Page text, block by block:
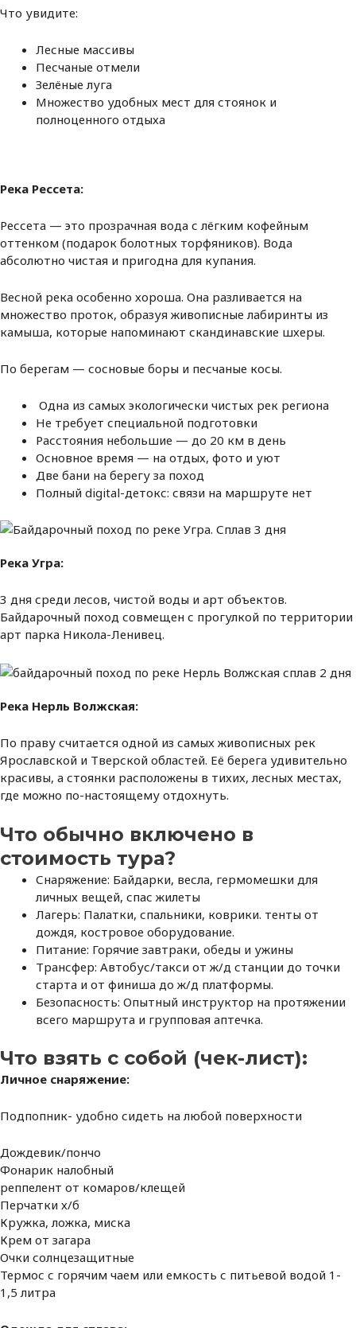
Что увидите:
Лесные массивы
Песчаные отмели
Зелёные луга
Множество удобных мест для стоянок и
полноценного отдыха
Река Рессета:
Рессета — это прозрачная вода с лёгким кофейным
оттенком (подарок болотных торфяников). Вода
абсолютно чистая и пригодна для купания.
Весной река особенно хороша. Она разливается на
множество проток, образуя живописные лабиринты из
камыша, которые напоминают скандинавские шхеры.
По берегам — сосновые боры и песчаные косы.
Одна из самых экологически чистых рек региона
Не требует специальной подготовки
Расстояния небольшие — до 20 км в день
Основное время — на отдых, фото и уют
Две бани на берегу за поход
Полный digital-детокс: связи на маршруте нет
Река Угра:
3 дня среди лесов, чистой воды и арт объектов.
Байдарочный поход совмещен с прогулкой по территории
арт парка Никола-Ленивец.
Река Нерль Волжская:
По праву считается одной из самых живописных рек
Ярославской и Тверской областей. Её берега удивительно
красивы, а стоянки расположены в тихих, лесных местах,
где можно по-настоящему отдохнуть.
Что обычно включено в
стоимость тура?
Снаряжение: Байдарки, весла, гермомешки для
личных вещей, спас жилеты
Лагерь: Палатки, спальники, коврики. тенты от
дождя, костровое оборудование.
Питание: Горячие завтраки, обеды и ужины
Трансфер: Автобус/такси от ж/д станции до точки
старта и от финиша до ж/д платформы.
Безопасность: Опытный инструктор на протяжении
всего маршрута и групповая аптечка.
Что взять с собой (чек-лист):
Личное снаряжение:
Подпопник- удобно сидеть на любой поверхности
Дождевик/пончо
Фонарик налобный
реппелент от комаров/клещей
Перчатки х/б
Кружка, ложка, миска
Крем от загара
Очки солнцезащитные
Термос с горячим чаем или емкость с питьевой водой 1-
1,5 литра